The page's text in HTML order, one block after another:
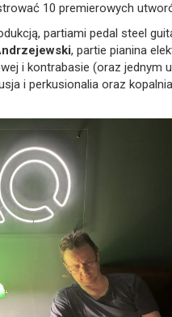
10 premierowych
partiami pedal steel
, partie pianina
i kontrabasie (oraz jednym
i perkusionalia oraz